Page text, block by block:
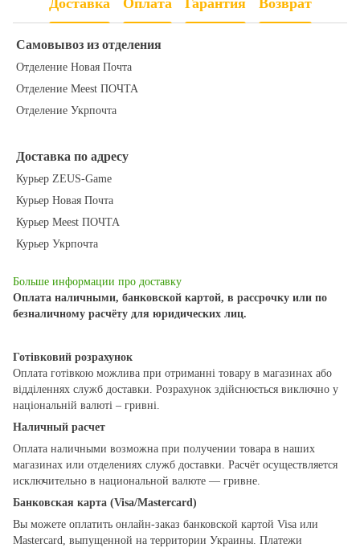
Доставка Оплата Гарантия Возврат
Самовывоз из отделения
Отделение Новая Почта
Отделение Meest ПОЧТА
Отделение Укрпочта
Доставка по адресу
Курьер ZEUS-Game
Курьер Новая Почта
Курьер Meest ПОЧТА
Курьер Укрпочта
Больше информации про доставку
Оплата наличными, банковской картой, в рассрочку или по
безналичному расчёту для юридических лиц.
Готівковий розрахунок
Оплата готівкою можлива при отриманні товару в магазинах або
відділеннях служб доставки. Розрахунок здійснюється виключно у
національній валюті – гривні.
Наличный расчет
Оплата наличными возможна при получении товара в наших
магазинах или отделениях служб доставки. Расчёт осуществляется
исключительно в национальной валюте — гривне.
Банковская карта (Visa/Mastercard)
Вы можете оплатить онлайн-заказ банковской картой Visa или
Mastercard, выпущенной на территории Украины. Платежи